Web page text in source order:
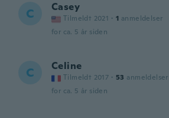
C Casey
Tilmeldt 2021 · 1 anmeldelser
for ca. 5 år siden
C Celine
Tilmeldt 2017 · 53 anmeldelser
for ca. 5 år siden